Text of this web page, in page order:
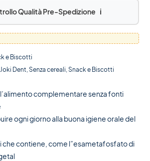
Qualità Pre-Spedizione ℹ️
e Biscotti
Joki Dent,Senza cereali,Snack e Biscotti
complementare senza fonti
ogni giorno alla buona igiene orale del
che contiene, come l”esametafosfato di